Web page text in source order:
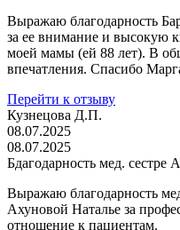
Выражаю благодарность
за ее внимание и высокую
моей мамы (ей 88 лет). В
впечатления. Спасибо
Перейти к отзыву
Кузнецова Д.П.
08.07.2025
08.07.2025
Бдагодарность мед. сестре
Выражаю благодарность
Ахуновой Наталье за
отношение к пациентам.